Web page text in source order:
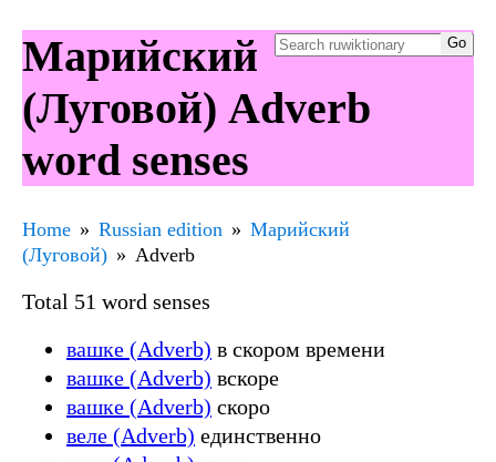
Марийский
(Луговой) Adverb
word senses
Home Russian edition
Марийский
(Луговой)
Adverb
Total 51 word senses
вашке (Adverb) в скором времени
вашке (Adverb) вскоре
вашке (Adverb) скоро
веле (Adverb) единственно